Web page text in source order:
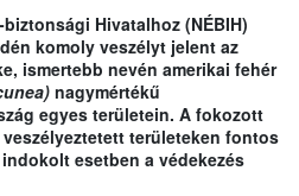
Hivatalhoz (NÉBIH)
komoly veszélyt jelent az
ismertebb nevén amerikai fehér
nagymértékű
egyes területein. A fokozott
területeken fontos
esetben a védekezés